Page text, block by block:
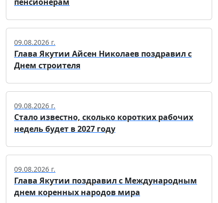
пенсионерам
09.08.2026 г.
Глава Якутии Айсен Николаев поздравил с
Днем строителя
09.08.2026 г.
Стало известно, сколько коротких рабочих
недель будет в 2027 году
09.08.2026 г.
Глава Якутии поздравил с Международным
днем коренных народов мира